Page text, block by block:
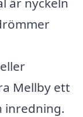
Mellby ett
inredning.